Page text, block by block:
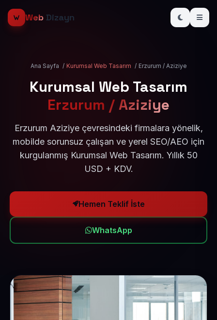
Web Dizayn
Ana Sayfa / Kurumsal Web Tasarım / Erzurum / Aziziye
Kurumsal Web Tasarım
Erzurum / Aziziye
Erzurum Aziziye çevresindeki firmalara yönelik,
mobilde sorunsuz çalışan ve yerel SEO/AEO için
kurgulanmış Kurumsal Web Tasarım. Yıllık 50
USD + KDV.
Hemen Teklif İste
WhatsApp